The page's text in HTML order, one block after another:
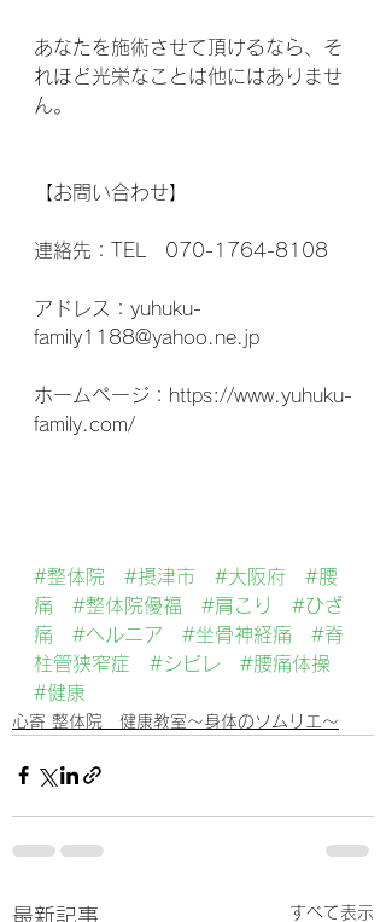
あなたを施術させて頂けるなら、そ
れほど光栄なことは他にはありませ
ん。
【お問い合わせ】
連絡先：TEL　070-1764-8108
アドレス：yuhuku-
family1188@yahoo.ne.jp
ホームページ：https://www.yuhuku-
family.com/
#整体院 #摂津市 #大阪府
#腰
痛
#整体院優福 #肩こり
#ひざ
痛
#ヘルニア #坐骨神経痛
#脊
柱管狭窄症
#シビレ
#腰痛体操
#健康
心寄 整体院 健康教室～身体のソムリエ～
最新記事 すべて表示